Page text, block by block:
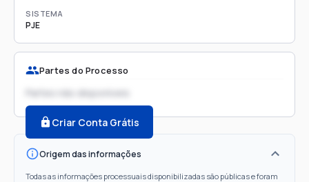
SISTEMA
PJE
Partes do Processo
Partes não disponíveis
Criar Conta Grátis
Origem das informações
Todas as informações processuais disponibilizadas são públicas e foram